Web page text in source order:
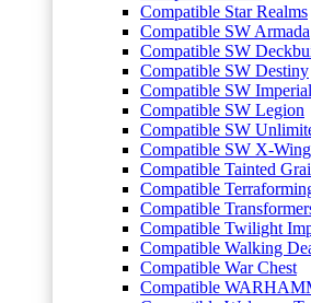
Compatible Star Realms
Compatible SW Armada
Compatible SW
Compatible SW Destiny
Compatible SW
Compatible SW Legion
Compatible SW
Compatible SW X-Wing
Compatible Tainted
Compatible
Compatible
Compatible Twilight
Compatible Walking
Compatible War Chest
Compatible